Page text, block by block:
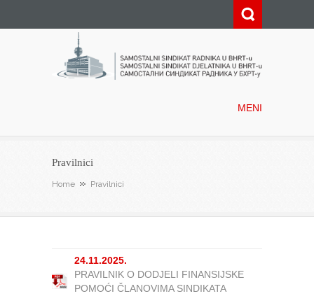
MENI
Pravilnici
Home Pravilnici
24.11.2025.
PRAVILNIK O DODJELI FINANSIJSKE
POMOĆI ČLANOVIMA SINDIKATA